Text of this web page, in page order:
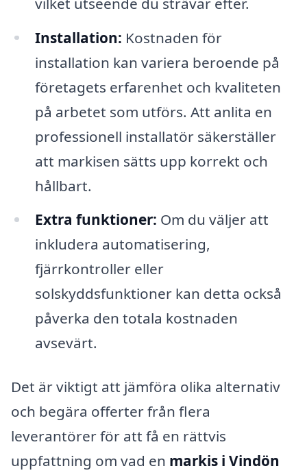
Installation: Kostnaden för
installation kan variera beroende på
företagets erfarenhet och kvaliteten
på arbetet som utförs. Att anlita en
professionell installatör säkerställer
att markisen sätts upp korrekt och
hållbart.
Extra funktioner: Om du väljer att
inkludera automatisering,
fjärrkontroller eller
solskyddsfunktioner kan detta också
påverka den totala kostnaden
avsevärt.
Det är viktigt att jämföra olika alternativ
och begära offerter från flera
leverantörer för att få en rättvis
uppfattning om vad en markis i Vindön